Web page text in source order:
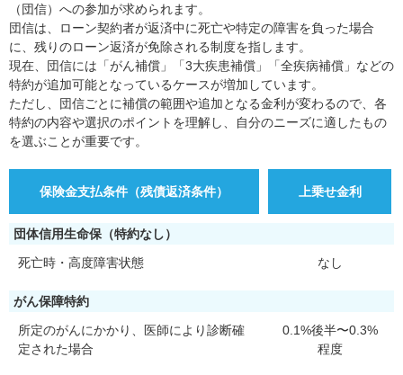
（団信）への参加が求められます。
団信は、ローン契約者が返済中に死亡や特定の障害を負った場合
に、残りのローン返済が免除される制度を指します。
現在、団信には「がん補償」「3大疾患補償」「全疾病補償」などの
特約が追加可能となっているケースが増加しています。
ただし、団信ごとに補償の範囲や追加となる金利が変わるので、各
特約の内容や選択のポイントを理解し、自分のニーズに適したもの
を選ぶことが重要です。
保険金支払条件（残債返済条件） 上乗せ金利
団体信用生命保（特約なし）
死亡時・高度障害状態
なし
がん保障特約
所定のがんにかかり、医師により診断確
定された場合
0.1%後半〜0.3%
程度